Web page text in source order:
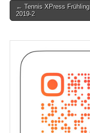
Post
navigation
← Tennis XPress Frühling
2019-2